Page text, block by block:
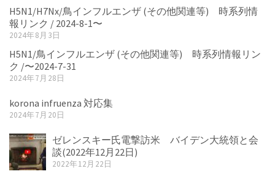
H5N1/H7Nx/鳥インフルエンザ (その他関連等) 時系列情
報リンク / 2024-8-1〜
2024年8月3日
H5N1/鳥インフルエンザ (その他関連等) 時系列情報リン
ク /〜2024-7-31
2024年7月28日
korona infruenza 対応集
2024年7月20日
ゼレンスキー氏電撃訪米 バイデン大統領と会
談(2022年12月22日)
2022年12月22日